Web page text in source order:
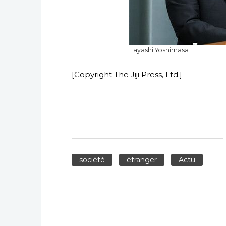
Hayashi Yoshimasa
[Copyright The Jiji Press, Ltd.]
société étranger Actu